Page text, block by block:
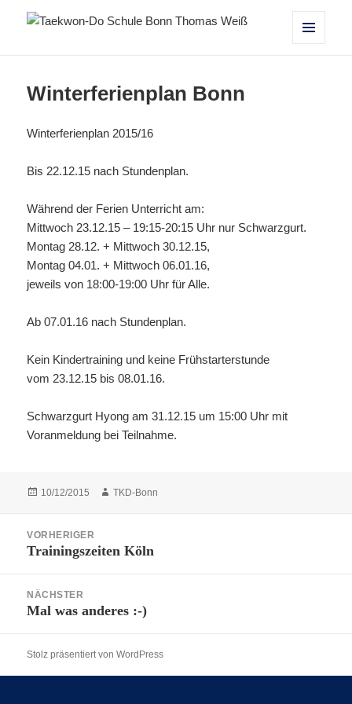
Winterferienplan Bonn
Winterferienplan 2015/16
Bis 22.12.15 nach Stundenplan.
Während der Ferien Unterricht am:
Mittwoch 23.12.15 – 19:15-20:15 Uhr nur Schwarzgurt.
Montag 28.12. + Mittwoch 30.12.15,
Montag 04.01. + Mittwoch 06.01.16,
jeweils von 18:00-19:00 Uhr für Alle.
Ab 07.01.16 nach Stundenplan.
Kein Kindertraining und keine Frühstarterstunde
vom 23.12.15 bis 08.01.16.
Schwarzgurt Hyong am 31.12.15 um 15:00 Uhr mit
Voranmeldung bei Teilnahme.
Veröffentlicht
10/12/2015 Autor
TKD-Bonn
VORHERIGER
Vorheriger
Trainingszeiten Köln
NÄCHSTER
Nächster
Mal was anderes :-)
Stolz präsentiert von WordPress